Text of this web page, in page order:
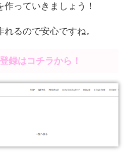
っていきましょう！
るので安心ですね。
録はコチラから！